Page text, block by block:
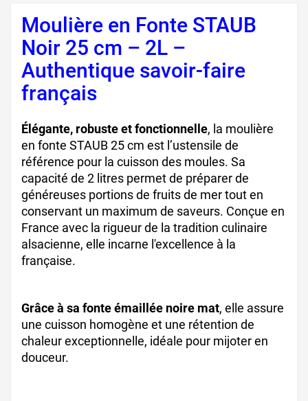
Moulière en Fonte STAUB
Noir 25 cm – 2L –
Authentique savoir-faire
français
Élégante, robuste et fonctionnelle, la moulière
en fonte STAUB 25 cm est l’ustensile de
référence pour la cuisson des moules. Sa
capacité de 2 litres permet de préparer de
généreuses portions de fruits de mer tout en
conservant un maximum de saveurs. Conçue en
France avec la rigueur de la tradition culinaire
alsacienne, elle incarne l'excellence à la
française.
Grâce à sa fonte émaillée noire mat, elle assure
une cuisson homogène et une rétention de
chaleur exceptionnelle, idéale pour mijoter en
douceur.